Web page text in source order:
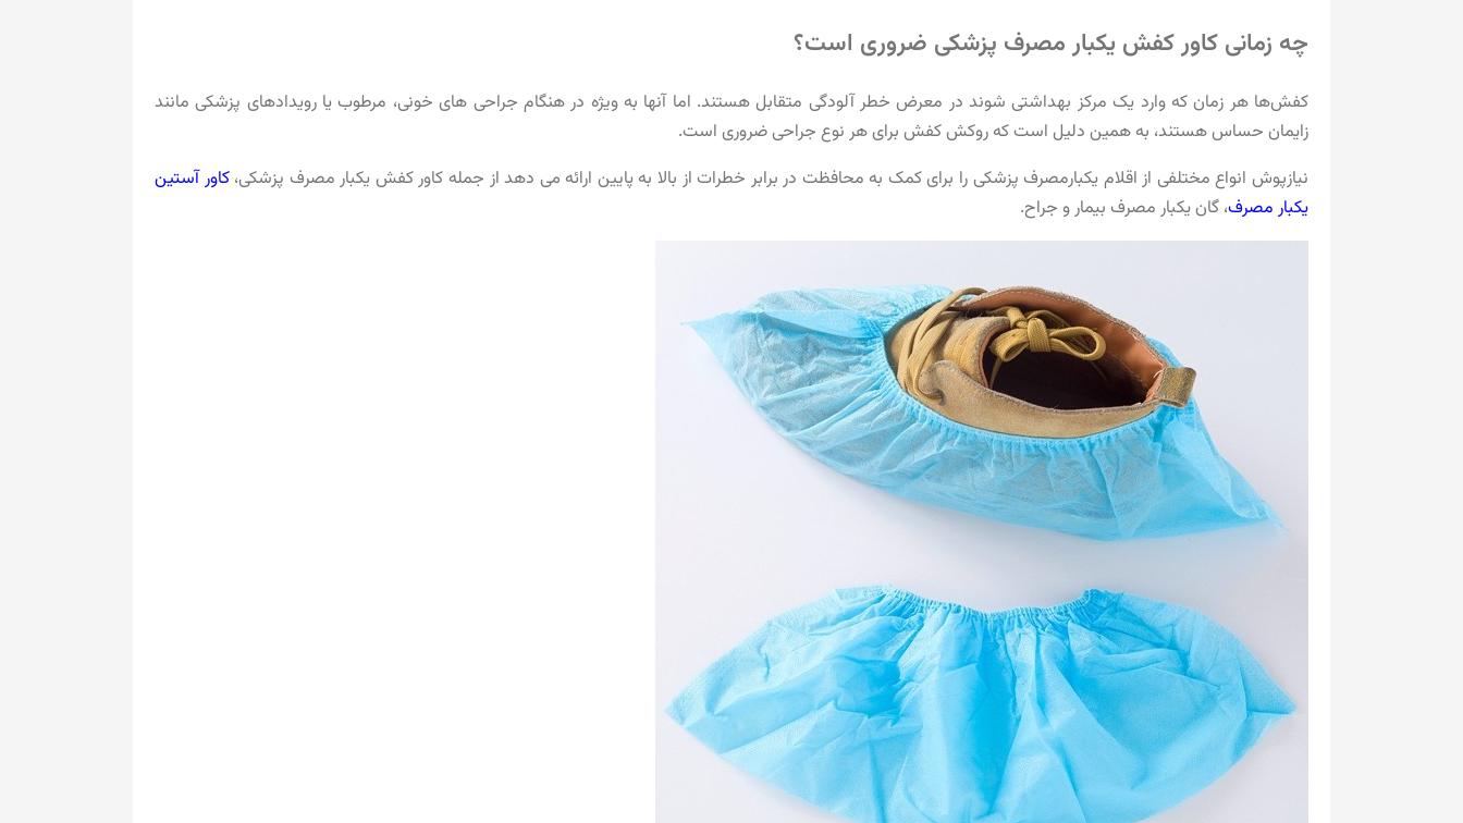
چه زمانی کاور کفش یکبار مصرف پزشکی ضروری است؟
کفش‌ها هر زمان که وارد یک مرکز بهداشتی شوند در معرض خطر آلودگی متقابل هستند. اما آنها به ویژه در هنگام جراحی های خونی، مرطوب یا رویدادهای پزشکی مانند
زایمان حساس هستند، به همین دلیل است که روکش کفش برای هر نوع جراحی ضروری است.
نیازپوش انواع مختلفی از اقلام یکبارمصرف پزشکی را برای کمک به محافظت در برابر خطرات از بالا به پایین ارائه می دهد از جمله کاور کفش یکبار مصرف پزشکی،کاور آستین
یکبار مصرف، گان یکبار مصرف بیمار و جراح.